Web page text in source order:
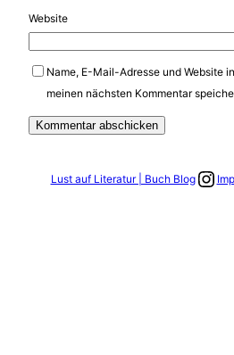
Website
Name, E-Mail-Adresse und Website
meinen nächsten Kommentar
Lust auf Literatur | Buch BlogLink zum